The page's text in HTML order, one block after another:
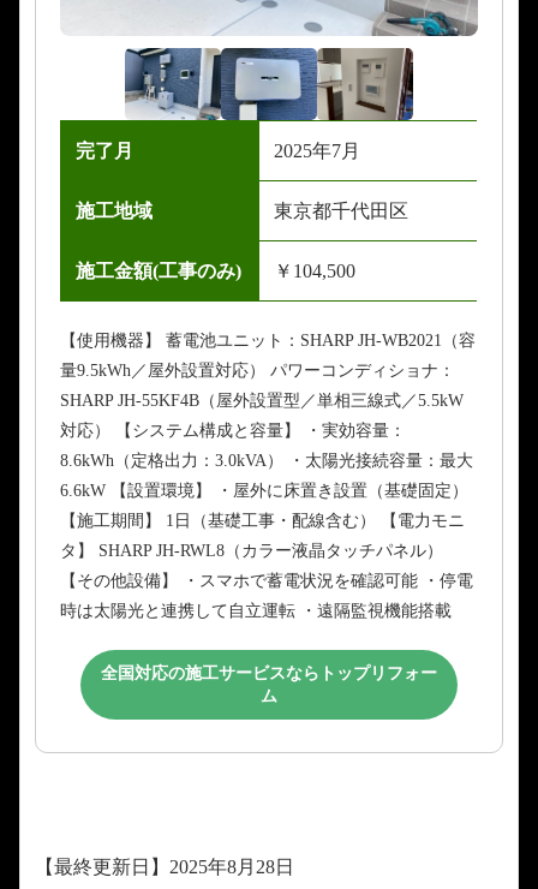
完了月 2025年7月
施工地域 東京都千代田区
施工金額(工事のみ) ￥104,500
【使用機器】 蓄電池ユニット：SHARP JH-WB2021（容
量9.5kWh／屋外設置対応） パワーコンディショナ：
SHARP JH-55KF4B（屋外設置型／単相三線式／5.5kW
対応） 【システム構成と容量】 ・実効容量：
8.6kWh（定格出力：3.0kVA） ・太陽光接続容量：最大
6.6kW 【設置環境】 ・屋外に床置き設置（基礎固定）
【施工期間】 1日（基礎工事・配線含む） 【電力モニ
タ】 SHARP JH-RWL8（カラー液晶タッチパネル）
【その他設備】 ・スマホで蓄電状況を確認可能 ・停電
時は太陽光と連携して自立運転 ・遠隔監視機能搭載
全国対応の施工サービスならトップリフォー
ム
【最終更新日】2025年8月28日